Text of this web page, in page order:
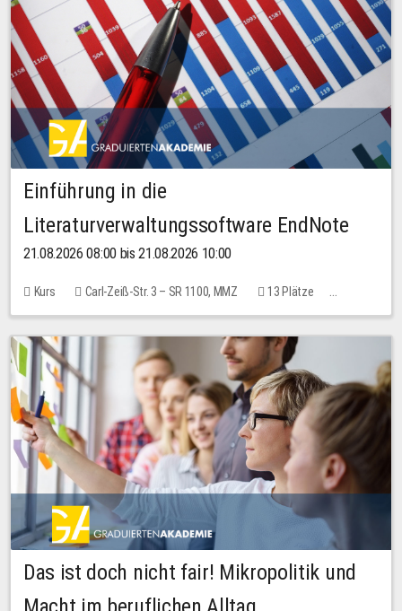
Einführung in die
Literaturverwaltungssoftware EndNote
21.08.2026 08:00 bis 21.08.2026 10:00
Kurs Carl-Zeiß-Str. 3 – SR 1100, MMZ
13 Plätze
10,00 EUR
Das ist doch nicht fair! Mikropolitik und